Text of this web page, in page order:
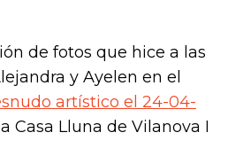
de fotos que hice a las
y Ayelen en el
artístico el 24-04-
Casa Lluna de Vilanova I